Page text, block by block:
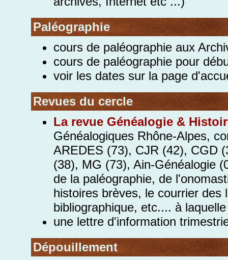
Paléographie
cours de paléographie aux
cours de paléographie pour
voir les dates sur la page
Revues du cercle
La revue Généalogie &
Généalogiques Rhône-Alpes,
AREDES (73), CJR (42), CGD
(38), MG (73), Ain-Généalogie
de la paléographie, de
histoires brèves, le courrier des
bibliographique, etc.... à
une lettre d'information
Dépouillement